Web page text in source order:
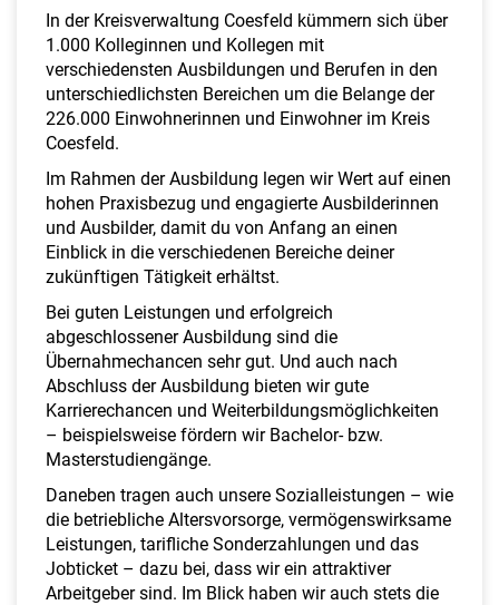
In der Kreisverwaltung Coesfeld kümmern sich über
1.000 Kolleginnen und Kollegen mit
verschiedensten Ausbildungen und Berufen in den
unterschiedlichsten Bereichen um die Belange der
226.000 Einwohnerinnen und Einwohner im Kreis
Coesfeld.
Im Rahmen der Ausbildung legen wir Wert auf einen
hohen Praxisbezug und engagierte Ausbilderinnen
und Ausbilder, damit du von Anfang an einen
Einblick in die verschiedenen Bereiche deiner
zukünftigen Tätigkeit erhältst.
Bei guten Leistungen und erfolgreich
abgeschlossener Ausbildung sind die
Übernahmechancen sehr gut. Und auch nach
Abschluss der Ausbildung bieten wir gute
Karrierechancen und Weiterbildungsmöglichkeiten
– beispielsweise fördern wir Bachelor- bzw.
Masterstudiengänge.
Daneben tragen auch unsere Sozialleistungen – wie
die betriebliche Altersvorsorge, vermögenswirksame
Leistungen, tarifliche Sonderzahlungen und das
Jobticket – dazu bei, dass wir ein attraktiver
Arbeitgeber sind. Im Blick haben wir auch stets die